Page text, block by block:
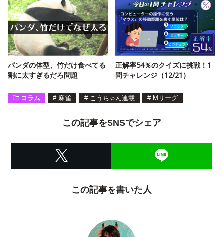
パンダの体型、竹だけ食べてる
割に太すぎるだろ問題
正解率54％のクイズに挑戦！1
問チャレンジ（12/21）
コラム # 麻雀 # こうちゃん連載 # Mリーグ
この記事をSNSでシェア
この記事を書いた人